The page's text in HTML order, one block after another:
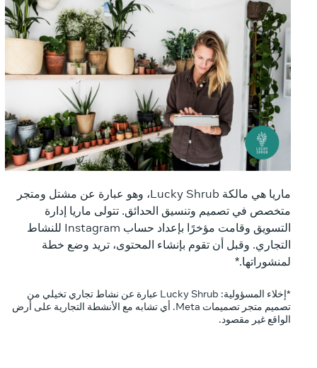
ماريا هي مالكة Lucky Shrub، وهو عبارة عن مشتل ومتجر
متخصص في تصميم وتنسيق الحدائق. تتولى ماريا إدارة
التسويق وقامت مؤخرًا بإعداد حساب Instagram للنشاط
التجاري. وقبل أن تقوم بإنشاء المحتوى، تريد وضع خطة
لمنشوراتها.*
*إخلاء المسؤولية: Lucky Shrub عبارة عن نشاط تجاري تخيلي من
تصميم متجر تصميمات Meta. أي تشابه مع الأنشطة التجارية على أرض
الواقع غير مقصود.